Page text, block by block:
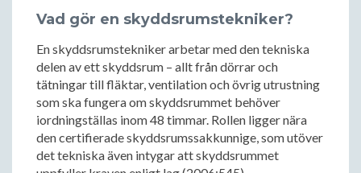
Vad gör en skyddsrumstekniker?
En skyddsrumstekniker arbetar med den tekniska
delen av ett skyddsrum – allt från dörrar och
tätningar till fläktar, ventilation och övrig utrustning
som ska fungera om skyddsrummet behöver
iordningställas inom 48 timmar. Rollen ligger nära
den certifierade skyddsrumssakkunnige, som utöver
det tekniska även intygar att skyddsrummet